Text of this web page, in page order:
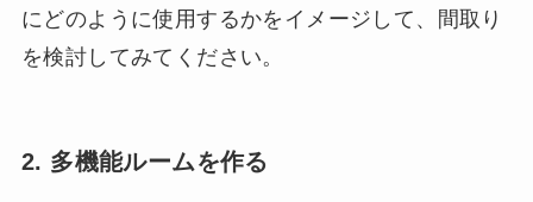
にどのように使用するかをイメージして、間取り
を検討してみてください。
2. 多機能ルームを作る